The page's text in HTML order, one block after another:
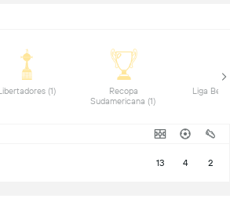
Libertadores (1)
Recopa
Sudamericana (1)
13 4 2